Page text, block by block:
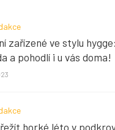
zařízené ve stylu hygge:
a pohodlí i u vás doma!
horké léto v